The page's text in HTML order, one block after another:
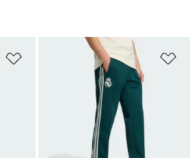
Op verlanglijst zetten